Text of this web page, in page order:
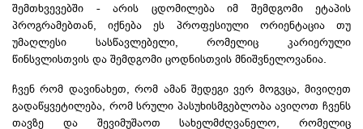
შემთხვევებში - არის ცდომილება იმ შემდგომი ეტაპის
პროგრამებთან, იქნება ეს პროფესიული ორიენტაცია თუ
უმაღლესი სასწავლებელი, რომელიც კარიერული
წინსვლისთვის და შემდგომი ცოდნისთვის მნიშვნელოვანია.
ჩვენ რომ დავინახეთ, რომ ამან შედეგი ვერ მოგვცა, მივიღეთ
გადაწყვეტილება, რომ სრული პასუხისმგებლობა ავიღოთ ჩვენს
თავზე და შევიმუშაოთ სახელმძღვანელო, რომელიც